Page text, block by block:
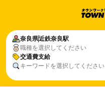
奈良県近鉄奈良駅
職種を選択してください
交通費支給
キーワードを選択してください